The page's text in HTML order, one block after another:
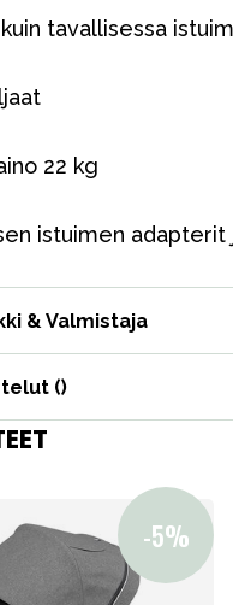
tavallisessa
22 kg
istuimen adapterit
& Valmistaja
()